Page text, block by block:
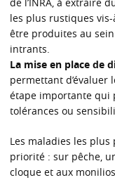
les plus rustiques
être produites au
intrants.
La mise en place de
permettant d’évaluer
étape importante qui
tolérances ou
Les maladies les
priorité : sur pêche,
cloque et aux